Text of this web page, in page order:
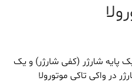
پایه شارژر (کفی شارژر) و یک
در واکی تاکی موتورولا